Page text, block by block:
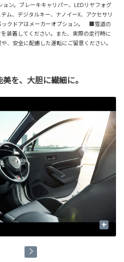
ョン。ブレーキキャリパー、LEDリヤフォグ
ム、デジタルキー、ナノイーX、アクセサリ
ックドアはメーカーオプション。 ■雪道の
装着してください。また、実際の走行時に
、安全に配慮した運転にご留意ください。
を、大胆に繊細に。
+